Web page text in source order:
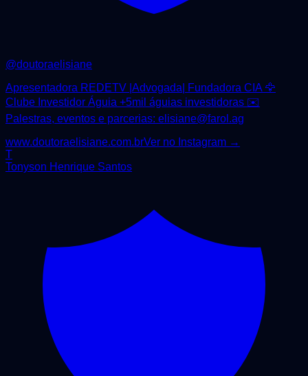
@doutoraelisiane
Apresentadora REDETV |Advogada| Fundadora CIA 🦅
Clube Investidor Águia +5mil águias investidoras ✉️
Palestras, eventos e parcerias: elisiane@farol.ag
www.doutoraelisiane.com.brVer no Instagram →
T
Tonyson Henrique Santos